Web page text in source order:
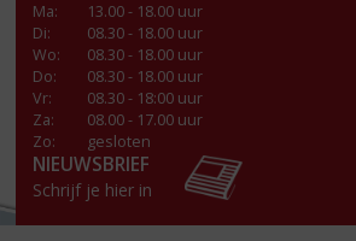
Ma:
13.00 - 18.00 uur
Di:
08.30 - 18.00 uur
Wo:
08.30 - 18.00 uur
Do:
08.30 - 18.00 uur
Vr:
08.30 - 18:00 uur
Za:
08.00 - 17.00 uur
Zo:
gesloten
NIEUWSBRIEF
Schrijf je hier in